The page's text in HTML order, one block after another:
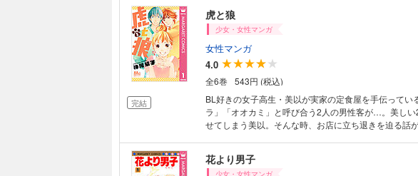
完結
虎と狼
少女・女性マンガ
女性マンガ
4.0
全6巻
543円 (税込)
BL好きの女子高生・美以が実家の定食屋を手伝ってい
ラ」「オオカミ」と呼び合う2人の男性客が…。美しい
せてしまう美以。そんな時、お店に立ち退きを迫る話
花より男子
少女・女性マンガ